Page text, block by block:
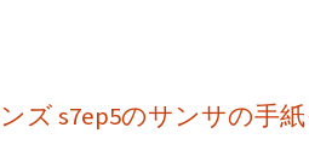
ズ s7ep5のサンサの手